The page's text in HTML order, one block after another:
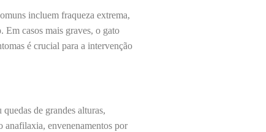
incluem fraqueza extrema,
Em casos mais graves, o gato
é crucial para a intervenção
de grandes alturas,
anafilaxia, envenenamentos por